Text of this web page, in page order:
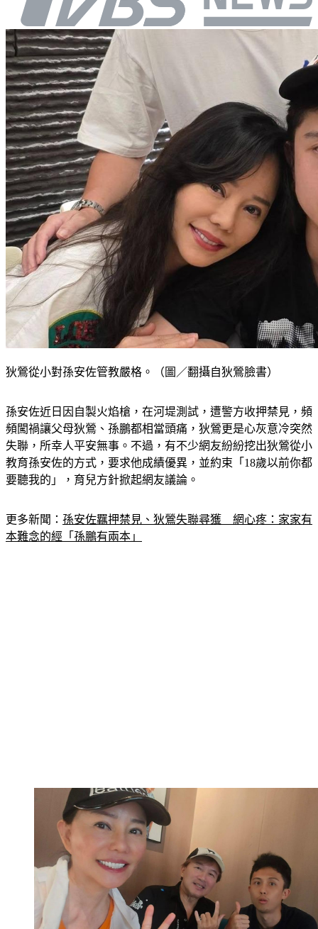
狄鶯從小對孫安佐管教嚴格。（圖／翻攝自狄鶯臉書）
孫安佐近日因自製火焰槍，在河堤測試，遭警方收押禁見，頻
頻闖禍讓父母狄鶯、孫鵬都相當頭痛，狄鶯更是心灰意冷突然
失聯，所幸人平安無事。不過，有不少網友紛紛挖出狄鶯從小
教育孫安佐的方式，要求他成績優異，並約束「18歲以前你都
要聽我的」，育兒方針掀起網友議論。
更多新聞： 孫安佐羈押禁見、狄鶯失聯尋獲　網心疼：家家有
本難念的經「孫鵬有兩本」